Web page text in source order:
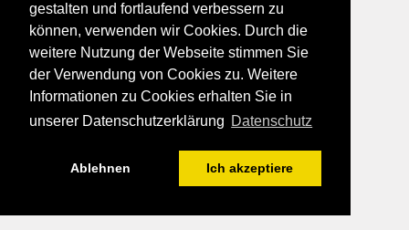
gestalten und fortlaufend verbessern zu
können, verwenden wir Cookies. Durch die
weitere Nutzung der Webseite stimmen Sie
der Verwendung von Cookies zu. Weitere
Informationen zu Cookies erhalten Sie in
unserer Datenschutzerklärung Datenschutz
Ablehnen Ich akzeptiere